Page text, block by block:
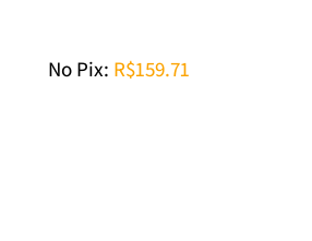
No Pix: R$159.71